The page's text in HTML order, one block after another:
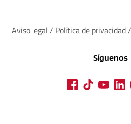
Aviso legal / Política de privacidad /
Síguenos